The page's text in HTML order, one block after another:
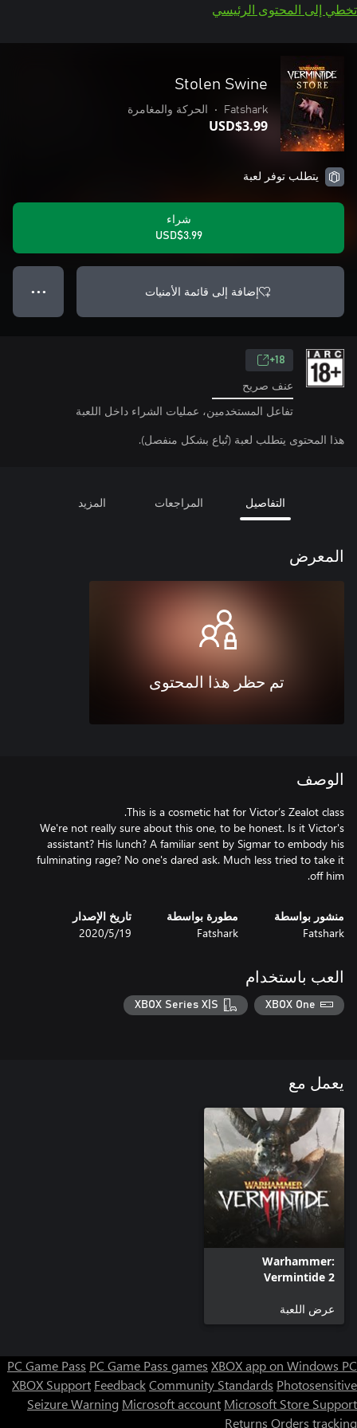
تخطي إلى المحتوى الرئيسي
Stolen Swine
Fatshark
• الحركة والمغامرة
USD$3.99
يتطلب توفر لعبة
شراء
USD$3.99
إضافة إلى قائمة الأمنيات ● ● ●
18+
عنف صريح
تفاعل المستخدمين، عمليات الشراء داخل اللعبة
هذا المحتوى يتطلب لعبة (تُباع بشكل منفصل).
التفاصيل المراجعات المزيد
المعرض
تم حظر هذا المحتوى
الوصف
We're not really sure about this one, to be honest. Is it Victor's
assistant? His lunch? A familiar sent by Sigmar to embody his
fulminating rage? No one's dared ask. Much less tried to take it
off him.
منشور بواسطة
Fatshark
مطورة بواسطة
Fatshark
تاريخ الإصدار
19‏/5‏/2020
العب باستخدام
XBOX One
XBOX Series X|S
يعمل مع
Warhammer:
Vermintide 2
عرض اللعبة
PC Game Pass PC Game Pass games XBOX app on Windows PC
XBOX Support FeedbackCommunity Standards Photosensitive
Seizure Warning Microsoft account Microsoft Store Support
Returns Orders tracking